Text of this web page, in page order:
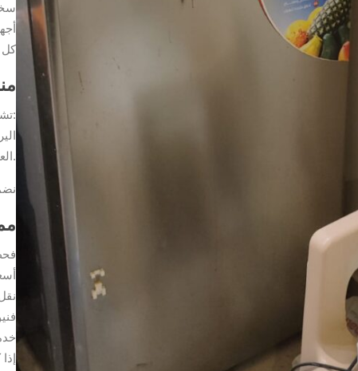
كل
تشمل خدمتنا جميع مناطق الرياض مثل:
العزيزية – الشفا وغيرها.
خدمة